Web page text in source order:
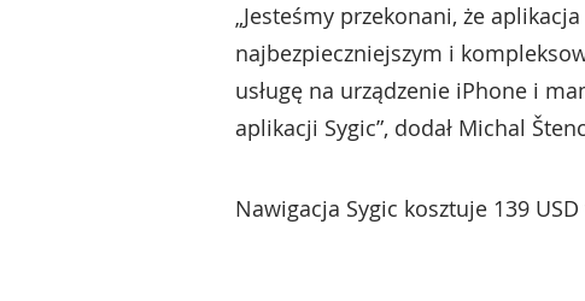
„Jesteśmy przekonani, że
najbezpieczniejszym i
usługę na urządzenie iPhone i
aplikacji Sygic”, dodał Michal
Nawigacja Sygic kosztuje 139